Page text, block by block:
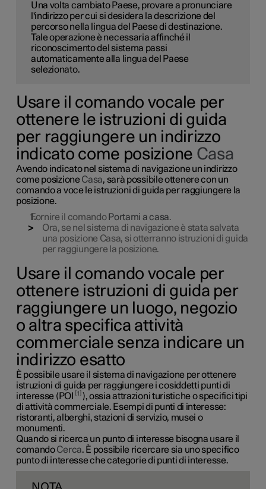
Una volta cambiato Paese, provare a pronunciare
l'indirizzo per cui si desidera la descrizione del
percorso nella lingua del Paese di destinazione.
Tale operazione è necessaria affinché il
riconoscimento del sistema passi
automaticamente alla lingua del Paese
selezionato.
Usare il comando vocale per
ottenere le istruzioni di guida
per raggiungere un indirizzo
indicato come posizione Casa
Avendo indicato nel sistema di navigazione un indirizzo
come posizioneCasa, sarà possibile ottenere con un
comando a voce le istruzioni di guida per raggiungere la
posizione.
Fornire il comando Portami a casa.
Ora, se nel sistema di navigazione è stata salvata
una posizione Casa, si otterranno istruzioni di guida
per raggiungere la posizione.
Usare il comando vocale per
ottenere istruzioni di guida per
raggiungere un luogo, negozio
o altra specifica attività
commerciale senza indicare un
indirizzo esatto
È possibile usare il sistema di navigazione per ottenere
istruzioni di guida per raggiungere i cosiddetti punti di
interesse (POI
1
), ossia attrazioni turistiche o specifici tipi
di attività commerciale. Esempi di punti di interesse:
ristoranti, alberghi, stazioni di servizio, musei o
monumenti.
Quando si ricerca un punto di interesse bisogna usare il
comandoCerca. È possibile ricercare sia uno specifico
punto di interesse che categorie di punti di interesse.